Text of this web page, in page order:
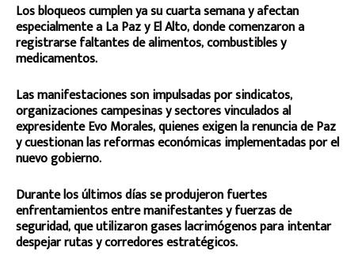
Los bloqueos cumplen ya su cuarta semana y afectan
especialmente a La Paz y El Alto, donde comenzaron a
registrarse faltantes de alimentos, combustibles y
medicamentos.
Las manifestaciones son impulsadas por sindicatos,
organizaciones campesinas y sectores vinculados al
expresidente Evo Morales, quienes exigen la renuncia de Paz
y cuestionan las reformas económicas implementadas por el
nuevo gobierno.
Durante los últimos días se produjeron fuertes
enfrentamientos entre manifestantes y fuerzas de
seguridad, que utilizaron gases lacrimógenos para intentar
despejar rutas y corredores estratégicos.